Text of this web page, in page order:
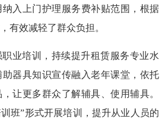
入上门护理服务费补贴范围，根据
有效减轻了群众负担。
业培训，持续提升租赁服务专业水
器具知识宣传融入老年课堂，依托
让更多群众了解辅具、使用辅具。
班”形式开展培训，提升从业人员的